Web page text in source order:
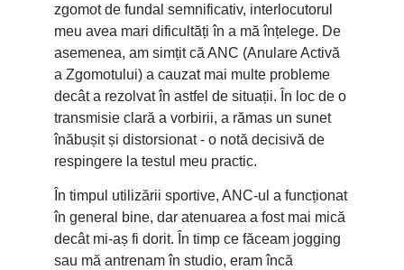
zgomot de fundal semnificativ, interlocutorul
meu avea mari dificultăți în a mă înțelege. De
asemenea, am simțit că ANC (Anulare Activă
a Zgomotului) a cauzat mai multe probleme
decât a rezolvat în astfel de situații. În loc de o
transmisie clară a vorbirii, a rămas un sunet
înăbușit și distorsionat - o notă decisivă de
respingere la testul meu practic.
În timpul utilizării sportive, ANC-ul a funcționat
în general bine, dar atenuarea a fost mai mică
decât mi-aș fi dorit. În timp ce făceam jogging
sau mă antrenam în studio, eram încă